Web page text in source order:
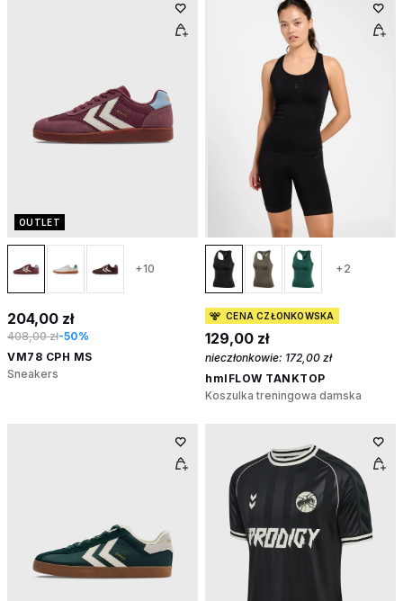
OUTLET
+10
204,00 zł
408,00 zł-50%
VM78 CPH MS
Sneakers
+2
CENA CZŁONKOWSKA
129,00 zł
nieczłonkowie: 172,00 zł
hmlFLOW TANKTOP
Koszulka treningowa damska